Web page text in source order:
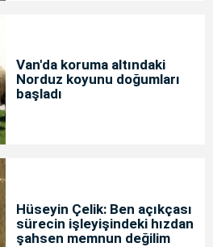
Van'da koruma altındaki
Norduz koyunu doğumları
başladı
Hüseyin Çelik: Ben açıkçası
sürecin işleyişindeki hızdan
şahsen memnun değilim